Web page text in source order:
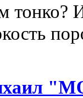
тонко?